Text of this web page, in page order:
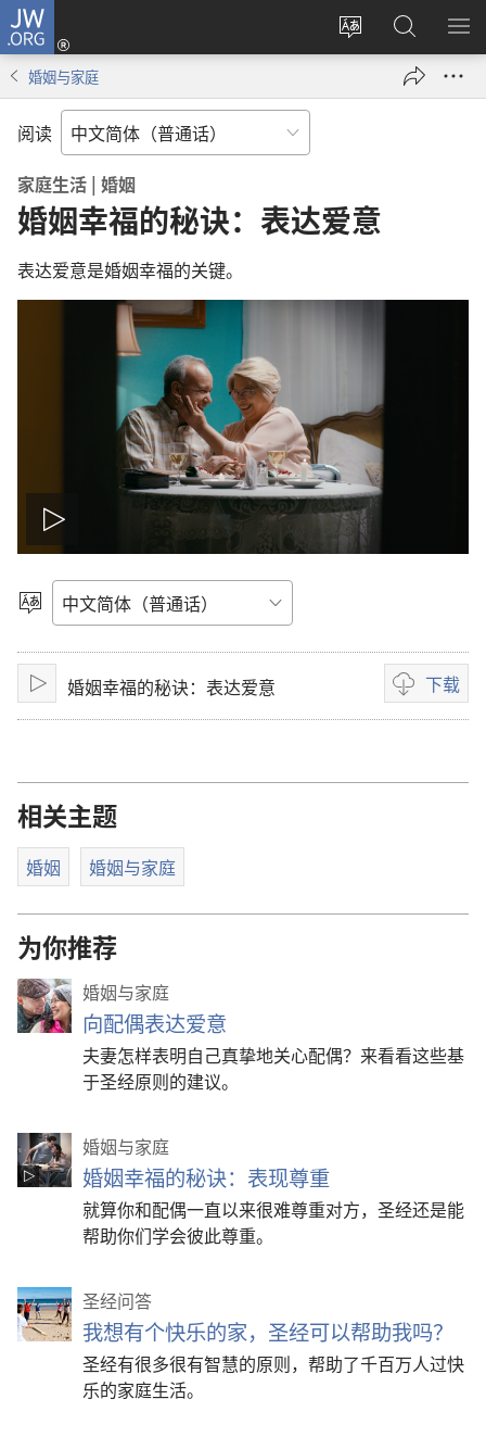
JW.ORG
更
登
录
（打
搜
索
JW.ORG
显
婚姻与家庭
阅读
家庭生活 | 婚姻
婚姻幸福的秘诀：表达爱意
表达爱意是婚姻幸福的关键。
播
放
影
片
选
语
言
播
放
婚姻幸福的秘诀：表达爱意 下载
影
片
相关主题
婚姻 婚姻与家庭
为你推荐
婚姻与家庭
向配偶表达爱意
夫妻怎样表明自己真挚地关心配偶？来看看这些基
于圣经原则的建议。
婚姻与家庭
婚姻幸福的秘诀：表现尊重
就算你和配偶一直以来很难尊重对方，圣经还是能
帮助你们学会彼此尊重。
圣经问答
我想有个快乐的家，圣经可以帮助我吗？
圣经有很多很有智慧的原则，帮助了千百万人过快
乐的家庭生活。